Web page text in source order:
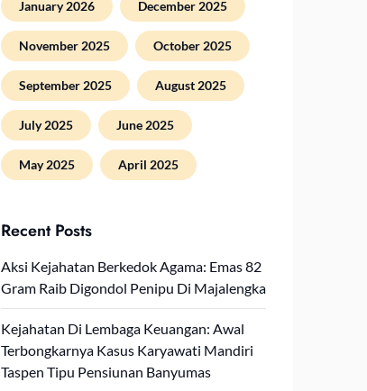
January 2026 December 2025
November 2025 October 2025
September 2025 August 2025
July 2025 June 2025
May 2025 April 2025
Recent Posts
Aksi Kejahatan Berkedok Agama: Emas 82
Gram Raib Digondol Penipu Di Majalengka
Kejahatan Di Lembaga Keuangan: Awal
Terbongkarnya Kasus Karyawati Mandiri
Taspen Tipu Pensiunan Banyumas